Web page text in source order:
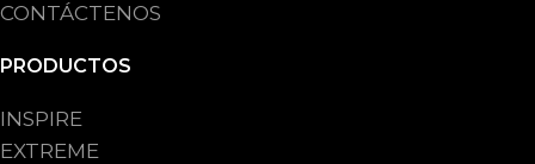
CONTÁCTENOS
PRODUCTOS
INSPIRE
EXTREME